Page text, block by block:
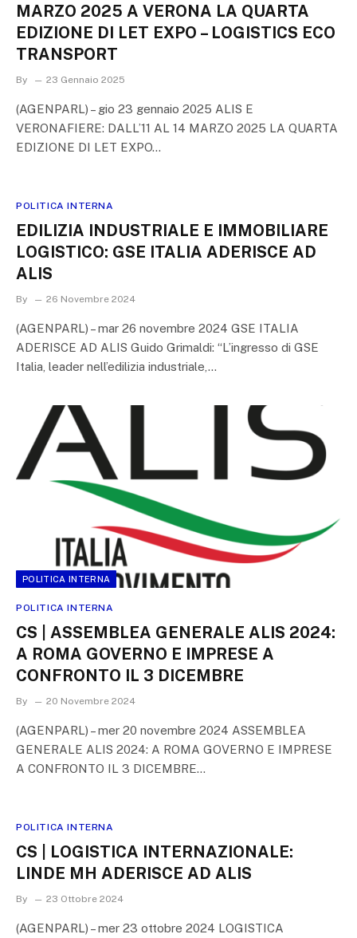
MARZO 2025 A VERONA LA QUARTA
EDIZIONE DI LET EXPO – LOGISTICS ECO
TRANSPORT
By 23 Gennaio 2025
(AGENPARL) – gio 23 gennaio 2025 ALIS E
VERONAFIERE: DALL’11 AL 14 MARZO 2025 LA QUARTA
EDIZIONE DI LET EXPO…
POLITICA INTERNA
EDILIZIA INDUSTRIALE E IMMOBILIARE
LOGISTICO: GSE ITALIA ADERISCE AD
ALIS
By 26 Novembre 2024
(AGENPARL) – mar 26 novembre 2024 GSE ITALIA
ADERISCE AD ALIS Guido Grimaldi: “L’ingresso di GSE
Italia, leader nell’edilizia industriale,…
POLITICA INTERNA
POLITICA INTERNA
CS | ASSEMBLEA GENERALE ALIS 2024:
A ROMA GOVERNO E IMPRESE A
CONFRONTO IL 3 DICEMBRE
By 20 Novembre 2024
(AGENPARL) – mer 20 novembre 2024 ASSEMBLEA
GENERALE ALIS 2024: A ROMA GOVERNO E IMPRESE
A CONFRONTO IL 3 DICEMBRE…
POLITICA INTERNA
CS | LOGISTICA INTERNAZIONALE:
LINDE MH ADERISCE AD ALIS
By 23 Ottobre 2024
(AGENPARL) – mer 23 ottobre 2024 LOGISTICA